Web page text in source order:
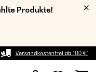
Produkte!
Versandkostenfrei ab 100 €*